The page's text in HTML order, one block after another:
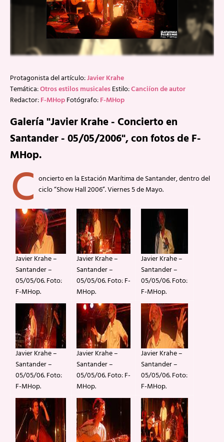
Protagonista del artículo:Javier Krahe
Temática:Otros estilos musicalesEstilo:Canciíon de autor
Redactor:F-MHopFotógrafo:F-MHop
Galería "Javier Krahe - Concierto en
Santander - 05/05/2006", con fotos de F-
MHop.
C oncierto en la Estación Marítima de Santander, dentro del
ciclo “Show Hall 2006”. Viernes 5 de Mayo.
Javier Krahe –
Santander –
05/05/06. Foto:
F-MHop.
Javier Krahe –
Santander –
05/05/06. Foto: F-
MHop.
Javier Krahe –
Santander –
05/05/06. Foto:
F-MHop.
Javier Krahe –
Santander –
05/05/06. Foto:
F-MHop.
Javier Krahe –
Santander –
05/05/06. Foto: F-
MHop.
Javier Krahe –
Santander –
05/05/06. Foto:
F-MHop.